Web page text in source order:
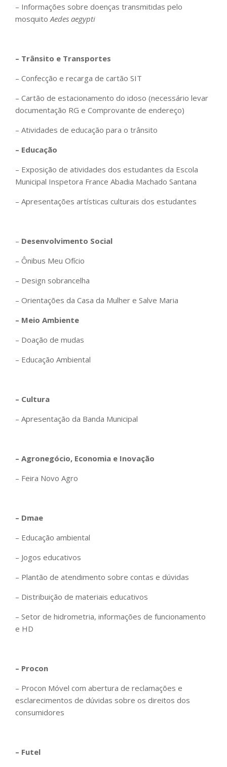
– Informações sobre doenças transmitidas pelo
mosquitoAedes aegypti
– Trânsito e Transportes
– Confecção e recarga de cartão SIT
– Cartão de estacionamento do idoso (necessário levar
documentação RG e Comprovante de endereço)
– Atividades de educação para o trânsito
– Educação
– Exposição de atividades dos estudantes da Escola
Municipal Inspetora France Abadia Machado Santana
– Apresentações artísticas culturais dos estudantes
– Desenvolvimento Social
– Ônibus Meu Ofício
– Design sobrancelha
– Orientações da Casa da Mulher e Salve Maria
– Meio Ambiente
– Doação de mudas
– Educação Ambiental
– Cultura
– Apresentação da Banda Municipal
– Agronegócio, Economia e Inovação
– Feira Novo Agro
– Dmae
– Educação ambiental
– Jogos educativos
– ⁠Plantão de atendimento sobre contas e dúvidas
– Distribuição de materiais educativos
– Setor de hidrometria, informações de funcionamento
e HD
– Procon
– Procon Móvel com abertura de reclamações e
esclarecimentos de dúvidas sobre os direitos dos
consumidores
– Futel